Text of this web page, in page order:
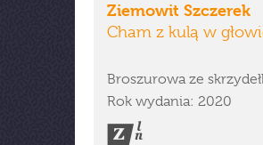
Ziemowit Szczerek
Cham z kulą w
Broszurowa ze
Rok wydania: 2020